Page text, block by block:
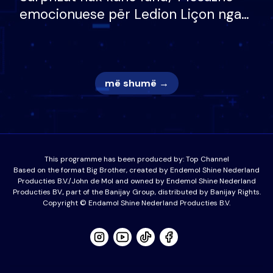
emocionuese për Ledion Liçon nga
nëna dhe fëmijët e tij, moderatori
nuk i mban dot lotët: Nuk meritoj…
më shumë →
This programme has been produced by:Top Channel
Based on the format Big Brother, created by Endemol Shine Nederland
Producties B.V./John de Mol and owned by Endemol Shine Nederland
Producties BV., part of the Banijay Group, distributed by Banijay Rights.
Copyright © Endamol Shine Nederland Producties B.V.